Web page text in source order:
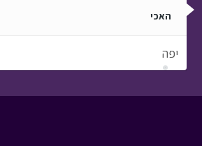
האכי
יפה